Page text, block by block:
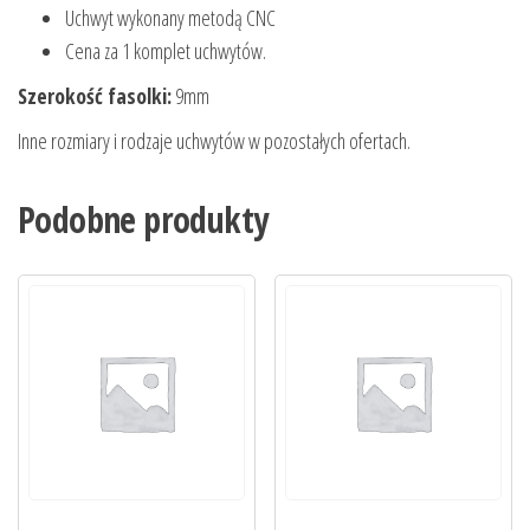
Uchwyt wykonany metodą CNC
Cena za 1 komplet uchwytów.
Szerokość fasolki:9mm
Inne rozmiary i rodzaje uchwytów w pozostałych ofertach.
Podobne produkty